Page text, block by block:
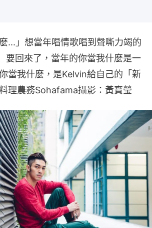
...」想當年唱情歌唱到聲嘶力竭的
要回來了，當年的你當我什麼是一
當我什麼，是Kelvin給自己的「新
理農務Sohafama攝影：黃寶瑩